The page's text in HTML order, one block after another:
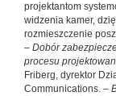
projektantom
widzenia kamer,
rozmieszczenie
– Dobór
procesu
Friberg, dyrektor
Communications. –